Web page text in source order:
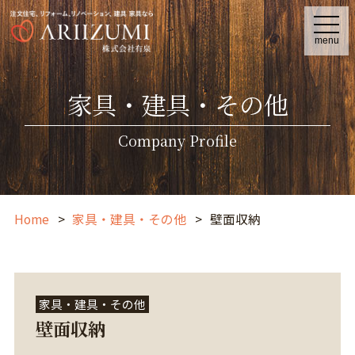
t
o
g
g
l
n
v
i
menu
家具・建具・その他
Company Profile
Home 家具・建具・その他 壁面収納
家具・建具・その他
壁面収納